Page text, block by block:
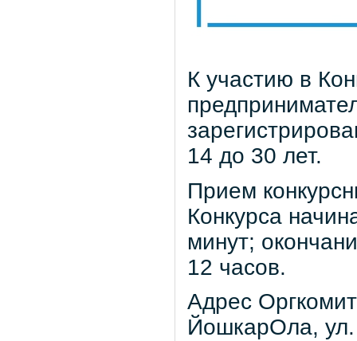
К участию в
14 до 30 лет.
Прием
Конкурса
минут;
12 часов.
Адрес
ЙошкарОла, ул.